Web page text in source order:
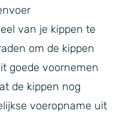
van je kippen te
om de kippen
goede voornemen
de kippen nog
voeropname uit